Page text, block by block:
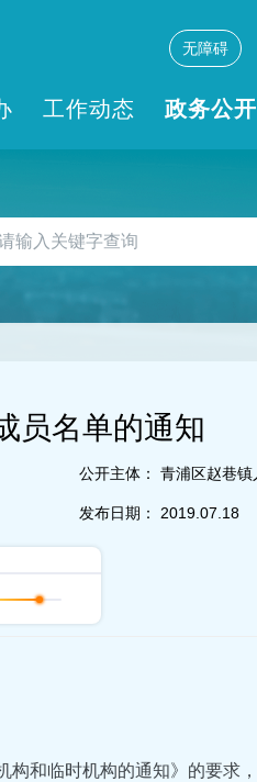
无障碍
工作动态 政务公开
员名单的通知
公开主体： 青浦区赵巷镇
发布日期： 2019.07.18
构和临时机构的通知》的要求